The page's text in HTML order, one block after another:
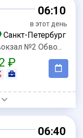
06:10
в этот день
Санкт-Петербург
автовокзал №2 Обводный
₽
06:40